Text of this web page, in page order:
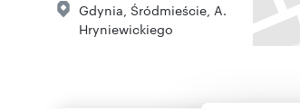
Gdynia, Śródmieście, A.
Hryniewickiego